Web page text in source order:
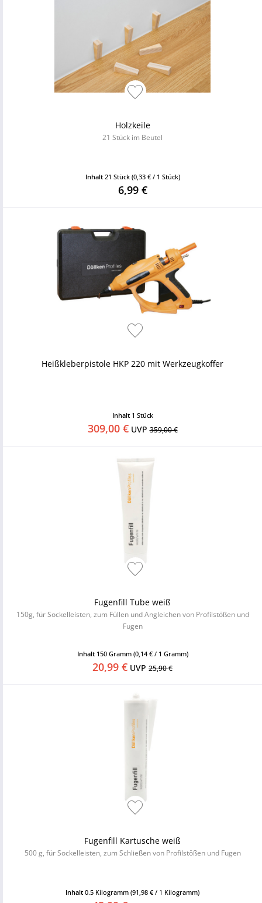
Holzkeile
21 Stück im Beutel
Inhalt 21 Stück (0,33 € / 1 Stück)
6,99 €
Heißkleberpistole HKP 220 mit Werkzeugkoffer
Inhalt 1 Stück
309,00 €UVP359,00 €
Fugenfill Tube weiß
150g, für Sockelleisten, zum Füllen und Angleichen von Profilstößen und
Fugen
Inhalt 150 Gramm (0,14 € / 1 Gramm)
20,99 € UVP 25,90 €
Fugenfill Kartusche weiß
500 g, für Sockelleisten, zum Schließen von Profilstößen und Fugen
Inhalt 0.5 Kilogramm (91,98 € / 1 Kilogramm)